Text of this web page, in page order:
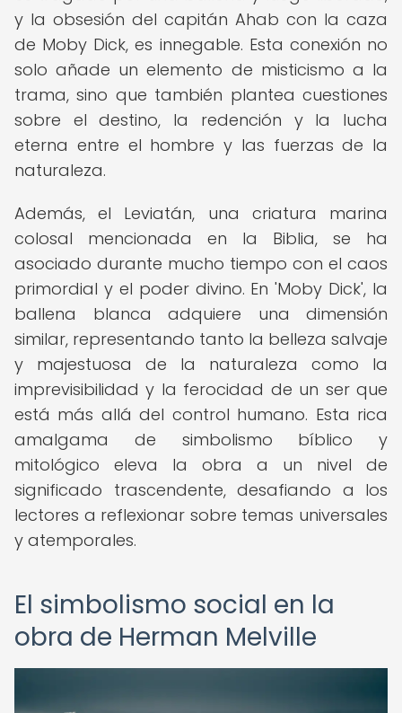
y la obsesión del capitán Ahab con la caza
de Moby Dick, es innegable. Esta conexión no
solo añade un elemento de misticismo a la
trama, sino que también plantea cuestiones
sobre el destino, la redención y la lucha
eterna entre el hombre y las fuerzas de la
naturaleza.
Además, el Leviatán, una criatura marina
colosal mencionada en la Biblia, se ha
asociado durante mucho tiempo con el caos
primordial y el poder divino. En 'Moby Dick', la
ballena blanca adquiere una dimensión
similar, representando tanto la belleza salvaje
y majestuosa de la naturaleza como la
imprevisibilidad y la ferocidad de un ser que
está más allá del control humano. Esta rica
amalgama de simbolismo bíblico y
mitológico eleva la obra a un nivel de
significado trascendente, desafiando a los
lectores a reflexionar sobre temas universales
y atemporales.
El simbolismo social en la
obra de Herman Melville